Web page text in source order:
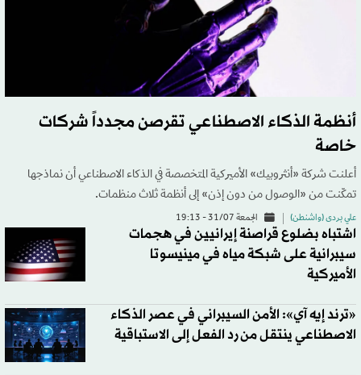
أنظمة الذكاء الاصطناعي تقرصن مجدداً شركات
خاصة
أعلنت شركة «أنثروبيك» الأميركية المتخصصة في الذكاء الاصطناعي أن نماذجها
تمكّنت من «الوصول من دون إذن» إلى أنظمة ثلاث منظمات.
علي بردى (واشنطن) الجمعة 31/07 - 19:13
اشتباه بضلوع قراصنة إيرانيين في هجمات
سيبرانية على شبكة مياه في مينيسوتا
الأميركية
«ترند إيه آي»: الأمن السيبراني في عصر الذكاء
الاصطناعي ينتقل من رد الفعل إلى الاستباقية